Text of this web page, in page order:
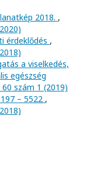
2018. ,
érdeklődés ,
a viselkedés,
egészség
szám 1 (2019)
– 5522 ,